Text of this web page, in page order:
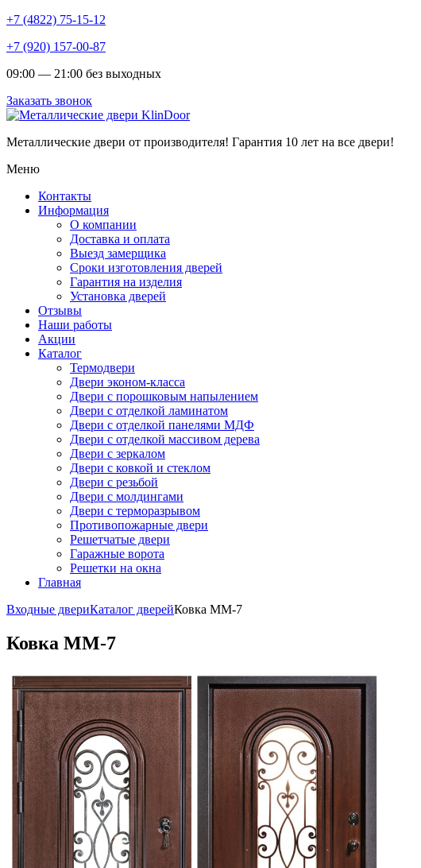
+7 (4822) 75-15-12
+7 (920) 157-00-87
09:00 — 21:00 без выходных
Заказать звонок
Металлические двери от производителя! Гарантия 10 лет на все двери!
Меню
Контакты
Информация
О компании
Доставка и оплата
Выезд замерщика
Сроки изготовления дверей
Гарантия на изделия
Установка дверей
Отзывы
Наши работы
Акции
Каталог
Термодвери
Двери эконом-класса
Двери с порошковым напылением
Двери с отделкой ламинатом
Двери с отделкой панелями МДФ
Двери с отделкой массивом дерева
Двери с зеркалом
Двери с ковкой и стеклом
Двери с резьбой
Двери с молдингами
Двери с терморазрывом
Противопожарные двери
Решетчатые двери
Гаражные ворота
Решетки на окна
Главная
Входные двериКаталог дверейКовка ММ-7
Ковка ММ-7